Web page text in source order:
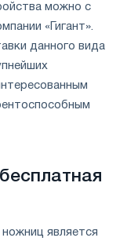
можно с
«Гигант».
данного вида
является